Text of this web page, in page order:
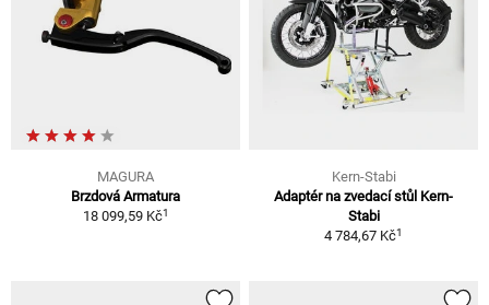
MAGURA
Brzdová Armatura
18 099,59 Kč1
Kern-Stabi
Adaptér na zvedací stůl Kern-
Stabi
4 784,67 Kč1